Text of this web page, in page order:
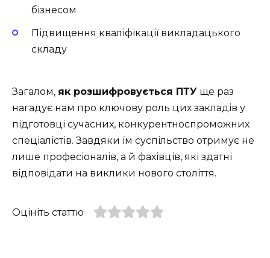
бізнесом
Підвищення кваліфікації викладацького
складу
Загалом, як розшифровується ПТУ ще раз
нагадує нам про ключову роль цих закладів у
підготовці сучасних, конкурентноспроможних
спеціалістів. Завдяки їм суспільство отримує не
лише професіоналів, а й фахівців, які здатні
відповідати на виклики нового століття.
Оцініть статтю